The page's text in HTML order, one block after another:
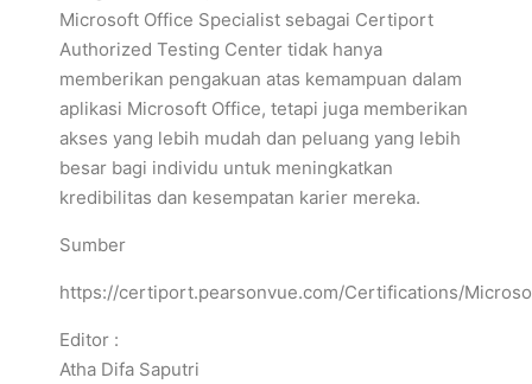
Microsoft Office Specialist sebagai Certiport
Authorized Testing Center tidak hanya
memberikan pengakuan atas kemampuan dalam
aplikasi Microsoft Office, tetapi juga memberikan
akses yang lebih mudah dan peluang yang lebih
besar bagi individu untuk meningkatkan
kredibilitas dan kesempatan karier mereka.
Sumber
https://certiport.pearsonvue.com/Certifications/
Editor :
Atha Difa Saputri